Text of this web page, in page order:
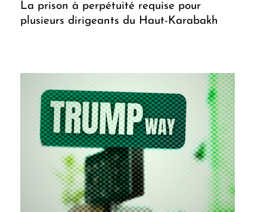
La prison à perpétuité requise pour
plusieurs dirigeants du Haut-Karabakh